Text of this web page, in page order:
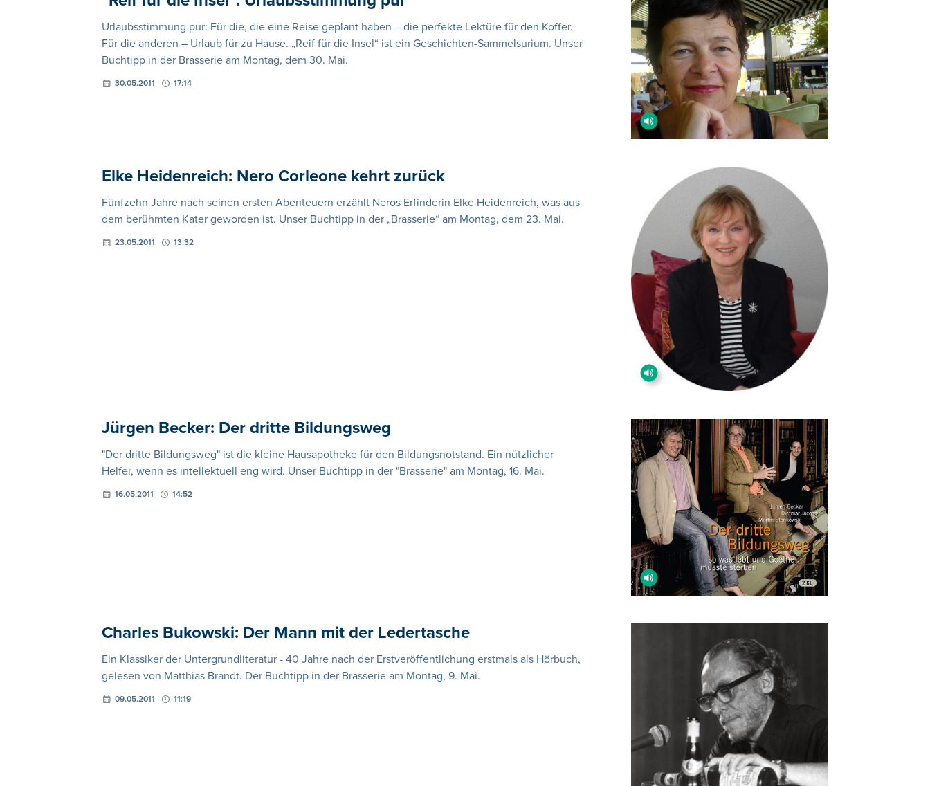
Urlaubsstimmung pur: Für die, die eine Reise geplant haben – die perfekte Lektüre für den Koffer.
Für die anderen – Urlaub für zu Hause. „Reif für die Insel“ ist ein Geschichten-Sammelsurium. Unser
Buchtipp in der Brasserie am Montag, dem 30. Mai.
30.05.2011 17:14
Elke Heidenreich: Nero Corleone kehrt zurück
Fünfzehn Jahre nach seinen ersten Abenteuern erzählt Neros Erfinderin Elke Heidenreich, was aus
dem berühmten Kater geworden ist. Unser Buchtipp in der „Brasserie“ am Montag, dem 23. Mai.
23.05.2011 13:32
Jürgen Becker: Der dritte Bildungsweg
"Der dritte Bildungsweg" ist die kleine Hausapotheke für den Bildungsnotstand. Ein nützlicher
Helfer, wenn es intellektuell eng wird. Unser Buchtipp in der "Brasserie" am Montag, 16. Mai.
16.05.2011 14:52
Charles Bukowski: Der Mann mit der Ledertasche
Ein Klassiker der Untergrundliteratur - 40 Jahre nach der Erstveröffentlichung erstmals als Hörbuch,
gelesen von Matthias Brandt. Der Buchtipp in der Brasserie am Montag, 9. Mai.
09.05.2011 11:19